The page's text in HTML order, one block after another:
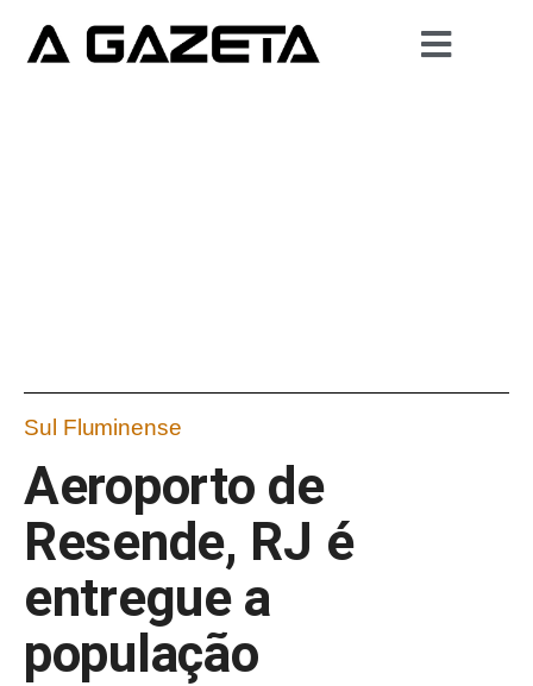
Sul Fluminense
Aeroporto de
Resende, RJ é
entregue a
população